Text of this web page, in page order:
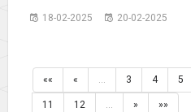
18-02-2025 20-02-2025
«« « … 3 4 5
11 12 … » »»